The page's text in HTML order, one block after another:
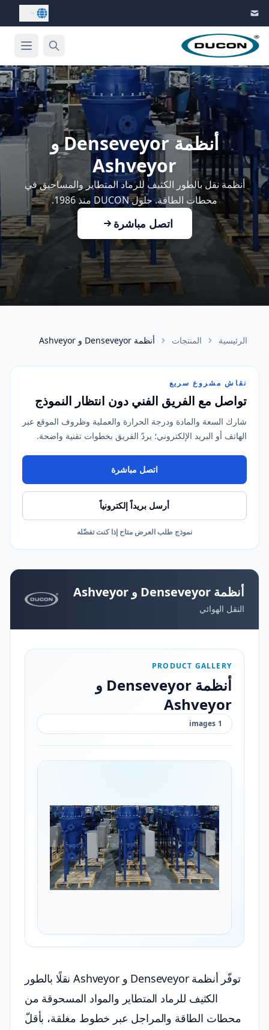
أنظمة Denseveyor و
Ashveyor
أنظمة نقل بالطور الكثيف للرماد المتطاير والمساحيق في
محطات الطاقة. حلول DUCON منذ 1986.
اتصل مباشرة
الرئيسية المنتجات أنظمة Denseveyor و Ashveyor
نقاش مشروع سريع
تواصل مع الفريق الفني دون انتظار النموذج
شارك السعة والمادة ودرجة الحرارة والعملية وظروف الموقع عبر
الهاتف أو البريد الإلكتروني؛ يردّ الفريق بخطوات تقنية واضحة.
اتصل مباشرة
أرسل بريداً إلكترونياً
نموذج طلب العرض متاح إذا كنت تفضّله
أنظمة Denseveyor و Ashveyor
النقل الهوائي
PRODUCT GALLERY
أنظمة Denseveyor و
Ashveyor
1
images
توفّر أنظمة Denseveyor و Ashveyor نقلًا بالطور
الكثيف للرماد المتطاير والمواد المسحوقة من
محطات الطاقة والمراجل عبر خطوط مغلقة، بأقلّ